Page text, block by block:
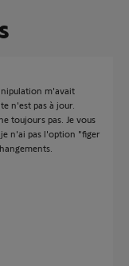
m'avait
n'est pas à jour.
toujours pas. Je vous
n'ai pas l'option "figer